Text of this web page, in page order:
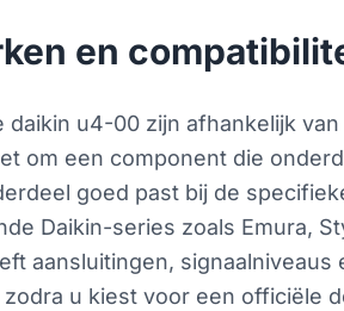
en
u4-00 zijn afhankelijk
om een component die
goed past bij de
Daikin-series zoals Emura,
aansluitingen,
u kiest voor een officiële